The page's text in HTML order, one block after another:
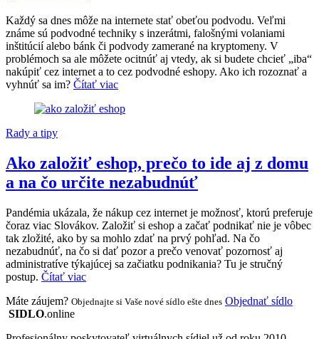
Každý sa dnes môže na internete stať obeťou podvodu. Veľmi
známe sú podvodné techniky s inzerátmi, falošnými volaniami
inštitúcií alebo bánk či podvody zamerané na kryptomeny. V
problémoch sa ale môžete ocitnúť aj vtedy, ak si budete chcieť „iba“
nakúpiť cez internet a to cez podvodné eshopy. Ako ich rozoznať a
vyhnúť sa im? Čítať viac
Rady a tipy
Ako založiť eshop, prečo to ide aj z domu
a na čo určite nezabudnúť
Pandémia ukázala, že nákup cez internet je možnosť, ktorú preferuje
čoraz viac Slovákov. Založiť si eshop a začať podnikať nie je vôbec
tak zložité, ako by sa mohlo zdať na prvý pohľad. Na čo
nezabudnúť, na čo si dať pozor a prečo venovať pozornosť aj
administratíve týkajúcej sa začiatku podnikania? Tu je stručný
postup. Čítať viac
Máte záujem? Objednajte si Vaše nové sídlo ešte dnes Objednať sídlo
SIDLO.online